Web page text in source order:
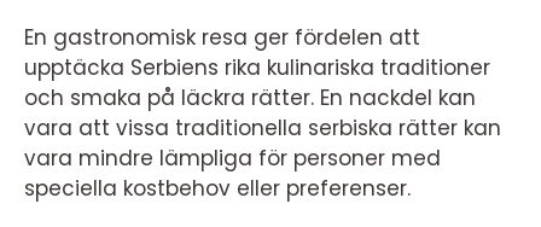
En gastronomisk resa ger fördelen att
upptäcka Serbiens rika kulinariska traditioner
och smaka på läckra rätter. En nackdel kan
vara att vissa traditionella serbiska rätter kan
vara mindre lämpliga för personer med
speciella kostbehov eller preferenser.